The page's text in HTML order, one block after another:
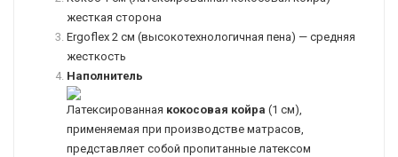
жесткая сторона
Ergoflex 2 см (высокотехнологичная пена) — средняя
жесткость
Наполнитель
Латексированная кокосовая койра (1 см),
применяемая при производстве матрасов,
представляет собой пропитанные латексом